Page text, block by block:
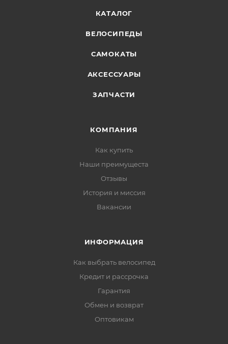
КАТАЛОГ
ВЕЛОСИПЕДЫ
САМОКАТЫ
АКСЕССУАРЫ
ЗАПЧАСТИ
КОМПАНИЯ
Как купить
Наши преимущеста
Отзывы
История и миссия
Вакансии
ИНФОРМАЦИЯ
Как выбрать велосипед
Кредит и рассрочка
Гарантия
Обмен и возврат
Оптовикам